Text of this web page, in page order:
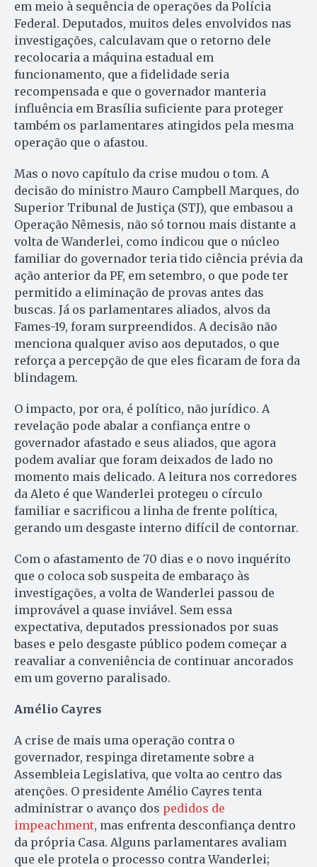
em meio à sequência de operações da Polícia
Federal. Deputados, muitos deles envolvidos nas
investigações, calculavam que o retorno dele
recolocaria a máquina estadual em
funcionamento, que a fidelidade seria
recompensada e que o governador manteria
influência em Brasília suficiente para proteger
também os parlamentares atingidos pela mesma
operação que o afastou.
Mas o novo capítulo da crise mudou o tom. A
decisão do ministro Mauro Campbell Marques, do
Superior Tribunal de Justiça (STJ), que embasou a
Operação Nêmesis, não só tornou mais distante a
volta de Wanderlei, como indicou que o núcleo
familiar do governador teria tido ciência prévia da
ação anterior da PF, em setembro, o que pode ter
permitido a eliminação de provas antes das
buscas. Já os parlamentares aliados, alvos da
Fames-19, foram surpreendidos. A decisão não
menciona qualquer aviso aos deputados, o que
reforça a percepção de que eles ficaram de fora da
blindagem.
O impacto, por ora, é político, não jurídico. A
revelação pode abalar a confiança entre o
governador afastado e seus aliados, que agora
podem avaliar que foram deixados de lado no
momento mais delicado. A leitura nos corredores
da Aleto é que Wanderlei protegeu o círculo
familiar e sacrificou a linha de frente política,
gerando um desgaste interno difícil de contornar.
Com o afastamento de 70 dias e o novo inquérito
que o coloca sob suspeita de embaraço às
investigações, a volta de Wanderlei passou de
improvável a quase inviável. Sem essa
expectativa, deputados pressionados por suas
bases e pelo desgaste público podem começar a
reavaliar a conveniência de continuar ancorados
em um governo paralisado.
Amélio Cayres
A crise de mais uma operação contra o
governador, respinga diretamente sobre a
Assembleia Legislativa, que volta ao centro das
atenções. O presidente Amélio Cayres tenta
administrar o avanço dos pedidos de
impeachment, mas enfrenta desconfiança dentro
da própria Casa. Alguns parlamentares avaliam
que ele protela o processo contra Wanderlei;